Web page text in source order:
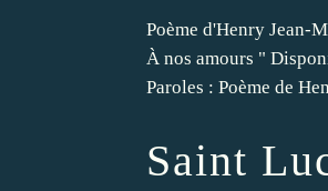
Poème d'Henry Jean-
À nos amours "
Paroles : Poème de
Saint